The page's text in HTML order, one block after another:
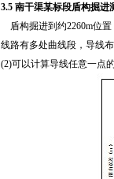
3.5 南干渠某标段盾构掘进
盾构掘进到约2260m位
线路有多处曲线段，导线
(2)可以计算导线任意一点